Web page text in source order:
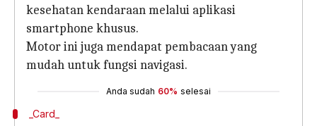
kesehatan kendaraan melalui aplikasi
smartphone khusus.
Motor ini juga mendapat pembacaan yang
mudah untuk fungsi navigasi.
Anda sudah 60% selesai
_Card_